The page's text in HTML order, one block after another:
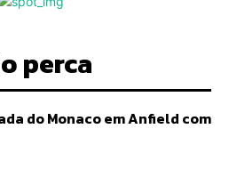
perca
do Monaco em Anfield com